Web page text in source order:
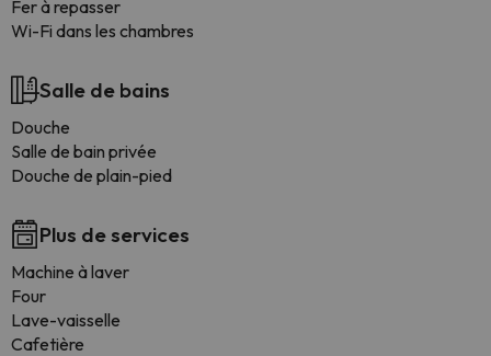
Fer à repasser
Wi-Fi dans les chambres
Salle de bains
Douche
Salle de bain privée
Douche de plain-pied
Plus de services
Machine à laver
Four
Lave-vaisselle
Cafetière